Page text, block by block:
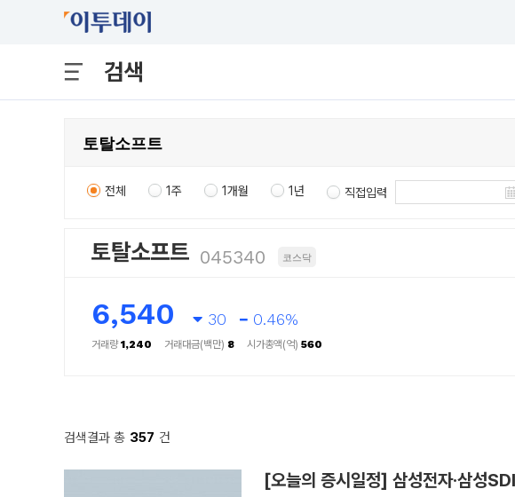
검색
전체 1주 1개월 1년 직접입력
토탈소프트 045340 코스닥
6,540 30 0.46%
거래량1,240 거래대금(백만) 8 시가총액(억) 560
검색결과 총 357 건
[오늘의 증시일정] 삼성전자·삼성